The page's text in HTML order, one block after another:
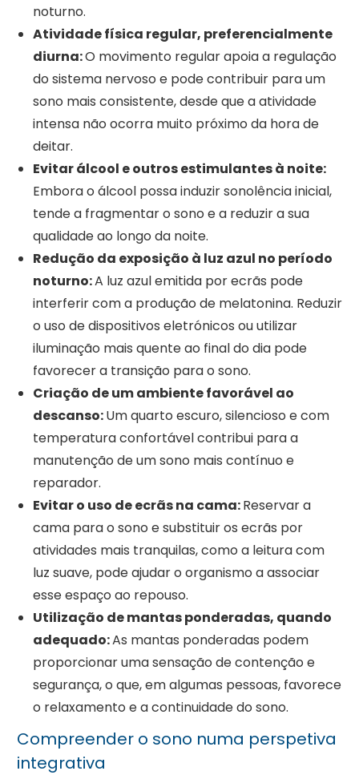
noturno.
Atividade física regular, preferencialmente
diurna:O movimento regular apoia a regulação
do sistema nervoso e pode contribuir para um
sono mais consistente, desde que a atividade
intensa não ocorra muito próximo da hora de
deitar.
Evitar álcool e outros estimulantes à noite:
Embora o álcool possa induzir sonolência inicial,
tende a fragmentar o sono e a reduzir a sua
qualidade ao longo da noite.
Redução da exposição à luz azul no período
noturno:A luz azul emitida por ecrãs pode
interferir com a produção de melatonina. Reduzir
o uso de dispositivos eletrónicos ou utilizar
iluminação mais quente ao final do dia pode
favorecer a transição para o sono.
Criação de um ambiente favorável ao
descanso:Um quarto escuro, silencioso e com
temperatura confortável contribui para a
manutenção de um sono mais contínuo e
reparador.
Evitar o uso de ecrãs na cama:Reservar a
cama para o sono e substituir os ecrãs por
atividades mais tranquilas, como a leitura com
luz suave, pode ajudar o organismo a associar
esse espaço ao repouso.
Utilização de mantas ponderadas, quando
adequado:As mantas ponderadas podem
proporcionar uma sensação de contenção e
segurança, o que, em algumas pessoas, favorece
o relaxamento e a continuidade do sono.
Compreender o sono numa perspetiva
integrativa